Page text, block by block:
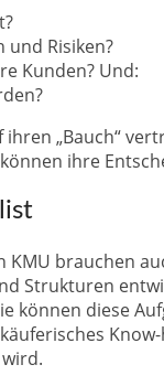
und Risiken?
Kunden? Und:
„Bauch“
ihre
brauchen
Strukturen
können diese